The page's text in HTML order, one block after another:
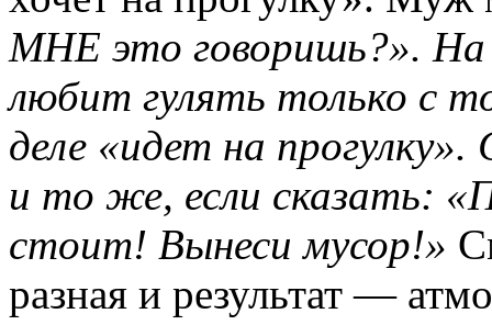
МНЕ это говоришь?».
любит гулять только с
деле «идет на
и то же, если сказать:
стоит! Вынеси мусор!»
разная и результат —